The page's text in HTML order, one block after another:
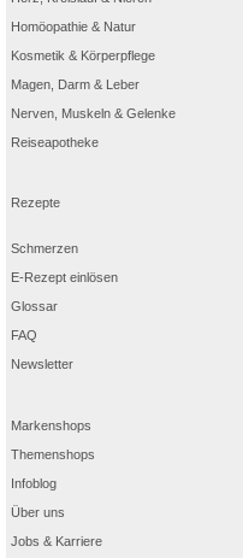
Homöopathie & Natur
Kosmetik & Körperpflege
Magen, Darm & Leber
Nerven, Muskeln & Gelenke
Reiseapotheke
Rezepte
Schmerzen
E-Rezept einlösen
Glossar
FAQ
Newsletter
Markenshops
Themenshops
Infoblog
Über uns
Jobs & Karriere